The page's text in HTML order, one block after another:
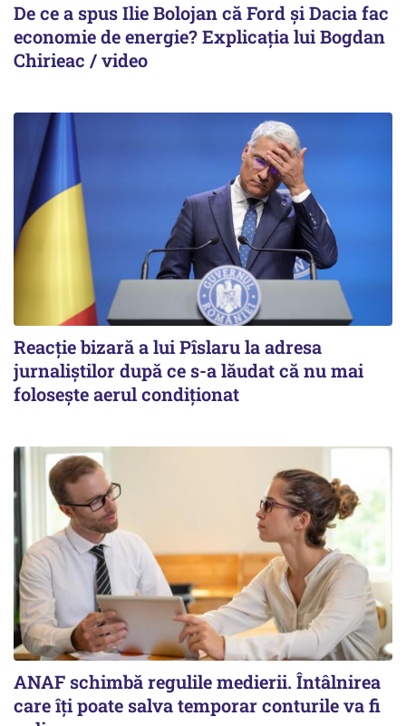
De ce a spus Ilie Bolojan că Ford și Dacia fac
economie de energie? Explicația lui Bogdan
Chirieac / video
Reacție bizară a lui Pîslaru la adresa
jurnaliștilor după ce s-a lăudat că nu mai
folosește aerul condiționat
ANAF schimbă regulile medierii. Întâlnirea
care îți poate salva temporar conturile va fi